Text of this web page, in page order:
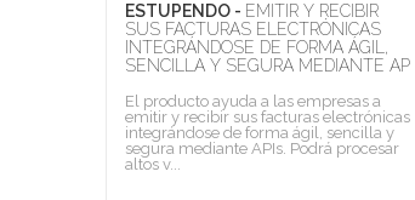
ESTUPENDO - EMITIR Y RECIBIR
SUS FACTURAS ELECTRÓNICAS
INTEGRÁNDOSE DE FORMA ÁGIL,
SENCILLA Y SEGURA MEDIANTE AP
El producto ayuda a las empresas a
emitir y recibir sus facturas electrónicas
integrándose de forma ágil, sencilla y
segura mediante APIs. Podrá procesar
altos v...